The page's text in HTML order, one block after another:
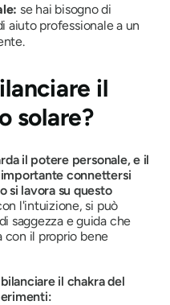
se hai bisogno di
aiuto professionale a un
il
solare?
il potere personale, e il
connettersi
si lavora su questo
l'intuizione, si può
saggezza e guida che
con il proprio bene
il chakra del